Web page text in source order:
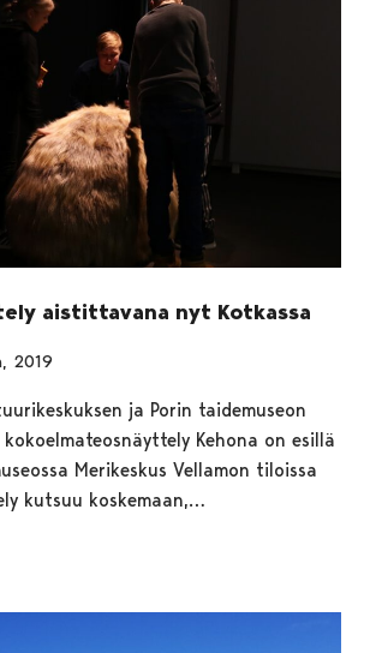
aistittavana nyt Kotkassa
2019
ja Porin taidemuseon
Kehona on esillä
Merikeskus Vellamon tiloissa
kutsuu koskemaan,…